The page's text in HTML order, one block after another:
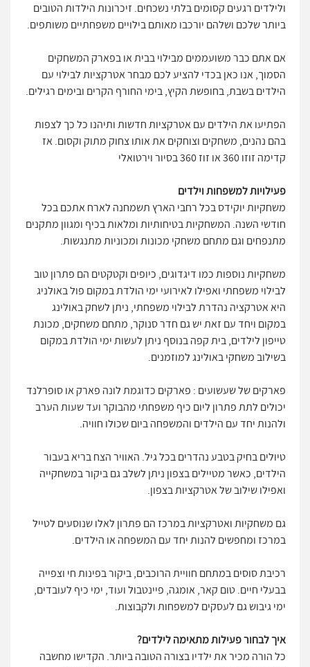
ולילדים רגעים קסומים בלתי נשכחים. זיכרונות הילדות הטובים
ביותר שלכם ושלהם יורכבו מאותם בילויים משפחתיים משותפים.
אם אתם כבר משועממים מבילוי בבית או בפארק המשחקים
הסמוך, אנו כאן בכדי להציע לכם מבחר אטרקציות לבילוי עם
הילדים בשבת, בחופשת הקיץ, בימי החורף הקרים ובימים רגילים.
הפתיעו את הילדים עם אטרקציות חדשות ותיהנו כל כך לצפות
בהם נהנים, משחקים וצוחקים את אותו צחוק מתוק וקסום. אז
קדימה זוזו 360 או זוז 360 בסיור וירטואלי
פעילויות למשפחות וילדים
משחקיות יוקידס בכל רחבי הארץ תשמחנה לארח אתכם בכל
חודשי השנה. המשחקיות בטיחותיות ומלאות בכיף ומגוון מתקנים
מתנפחים וגם מתחם משחקי מכונות ומכוניות מתנגשות.
משחקיות נוספות כמו דיגדוגים, כיופים וקטקטים הם פתרון טוב
לבילוי משפחתי ואפילו לאירועי ימי הולדת במקום פול באולניג
היא אטרקציה נהדרת לבילוי משפחתי, ניתן לשחק באולינג
במקום ויחד עם זאת יש גם חדר סנוקר, מתחם משחקים, מכונת
טייפון לילדים, בית קפה בנוסף ניתן לעשות ימי הולדת במקום
בשילוב משחקי באולינג למוזמנים.
פארקים של שעשועים : פארקים כדוגמת לונה פארק או סופרלנד
יכולים לתת פתרון ליום כיף משפחתי מהבוקר ועד שעות הערב
ולהנות יחד עם הילדים והמשפחה ביום שכולו חוויה.
טיולים בחיק בטבע נהדרים בכל גיל. האוויר הצח בריא בעבור
הילדים, כאשר מטיילים בצפון ניתן לשלב גם ביקור במשחקייה
ואפילו שילוב של אטרקציות בצפון.
גם משחקיות ואטרקציות במרכז הם פתרון לאלו שנוסעים לטייל
במרכז ומחפשים להנות יחד עם המשפחה או הילדים.
רכיבת סוסים במתחם חוויית הרוכבים, ביקור בפינות חי וצפייה
בבעלי חיים. טום קאר, אומגה, פיינטבול ועוד, ימי כיף לעובדים,
ימי גיבוש גם לעסקים למשפחות ולקבוצות.
איך לבחור פעילות מתאימה לילדים?
כל הורה מכיר את ילדיו בצורה הטובה ביותר. הקדישו מחשבה